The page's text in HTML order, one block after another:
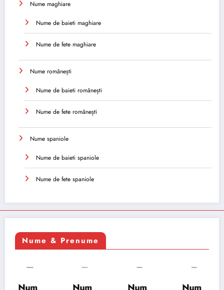
Nume maghiare
Nume de baieti maghiare
Nume de fete maghiare
Nume românești
Nume de baieti românești
Nume de fete românești
Nume spaniole
Nume de baieti spaniole
Nume de fete spaniole
Nume & Prenume